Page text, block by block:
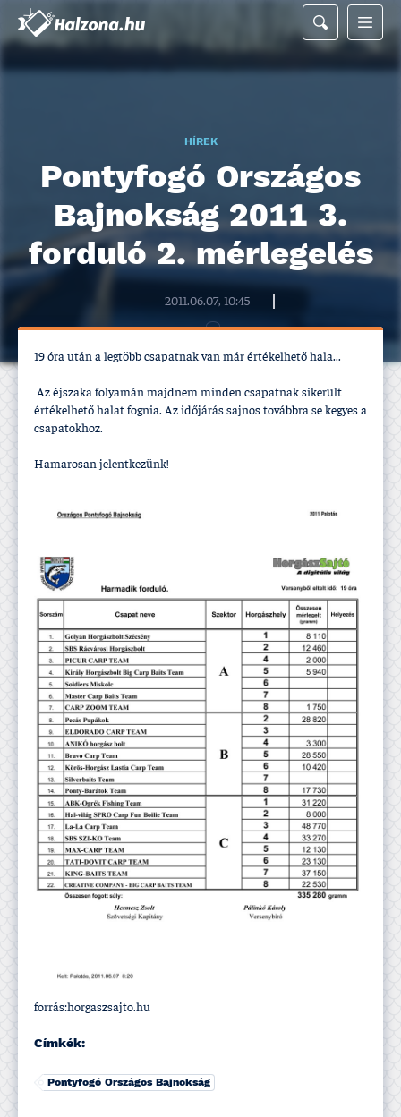
HÍREK
Pontyfogó Országos
Bajnokság 2011 3.
forduló 2. mérlegelés
2011.06.07, 10:45
19 óra után a legtöbb csapatnak van már értékelhető hala...
Az éjszaka folyamán majdnem minden csapatnak sikerült
értékelhető halat fognia. Az időjárás sajnos továbbra se kegyes a
csapatokhoz.
Hamarosan jelentkezünk!
forrás:horgaszsajto.hu
Címkék:
Pontyfogó Országos Bajnokság